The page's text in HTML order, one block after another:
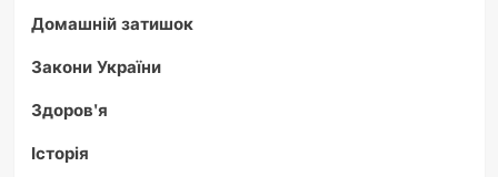
Домашній затишок
Закони України
Здоров'я
Історія